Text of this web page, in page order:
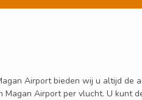
Airport bieden wij u altijd
Airport per vlucht. U kunt